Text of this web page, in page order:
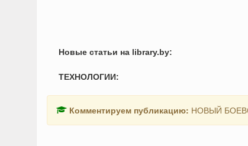
Новые статьи на library.by:
ТЕХНОЛОГИИ:
Комментируем публикацию: НОВЫЙ